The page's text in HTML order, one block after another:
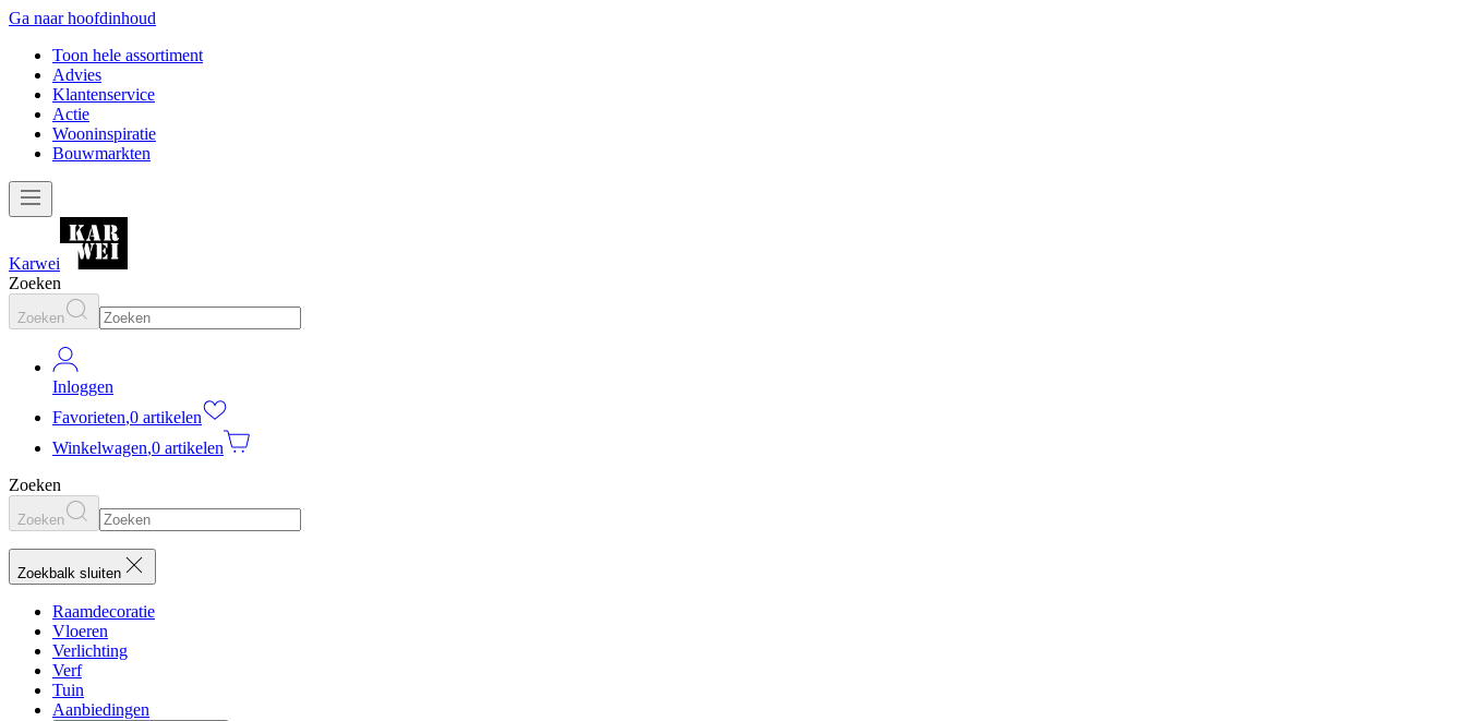
Ga naar hoofdinhoud
Toon hele assortiment
Advies
Klantenservice
Actie
Wooninspiratie
Bouwmarkten
Karwei
Zoeken
Zoeken
Inloggen
Favorieten,0 artikelen
Winkelwagen,0 artikelen
Zoeken
Zoeken
Zoekbalk sluiten
Raamdecoratie
Vloeren
Verlichting
Verf
Tuin
Aanbiedingen